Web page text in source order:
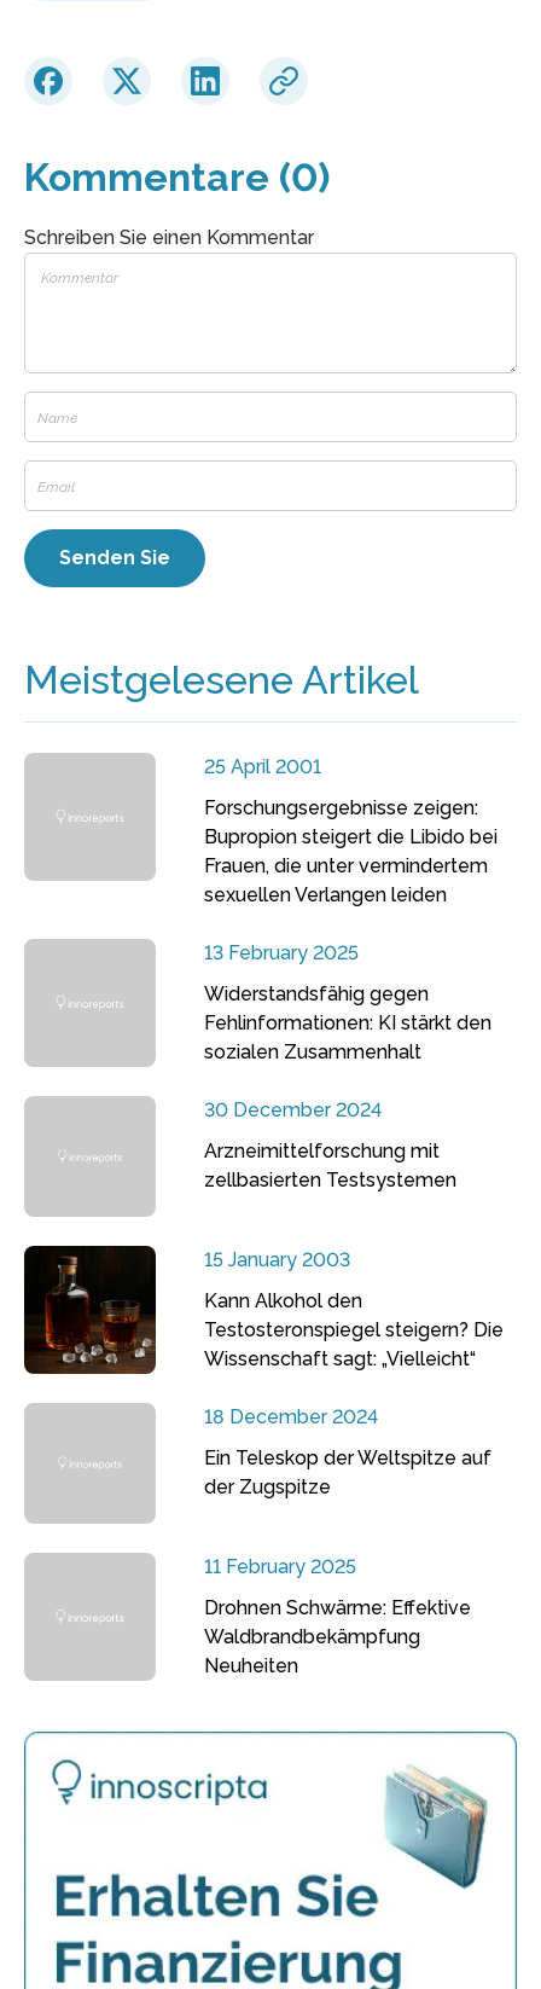
Kommentare (0)
Schreiben Sie einen Kommentar
Meistgelesene Artikel
25 April 2001
Forschungsergebnisse zeigen:
Bupropion steigert die Libido bei
Frauen, die unter vermindertem
sexuellen Verlangen leiden
13 February 2025
Widerstandsfähig gegen
Fehlinformationen: KI stärkt den
sozialen Zusammenhalt
30 December 2024
Arzneimittelforschung mit
zellbasierten Testsystemen
15 January 2003
Kann Alkohol den
Testosteronspiegel steigern? Die
Wissenschaft sagt: „Vielleicht“
18 December 2024
Ein Teleskop der Weltspitze auf
der Zugspitze
11 February 2025
Drohnen Schwärme: Effektive
Waldbrandbekämpfung
Neuheiten